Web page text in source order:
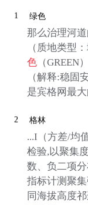
1 绿色
那么治理河
（质地类型
色（GREEN
（解释:稳固
是宾格网最大
2 格林
...I（方差/均
检验,以聚集
数、负二项分
指标计测聚
同海拔高度